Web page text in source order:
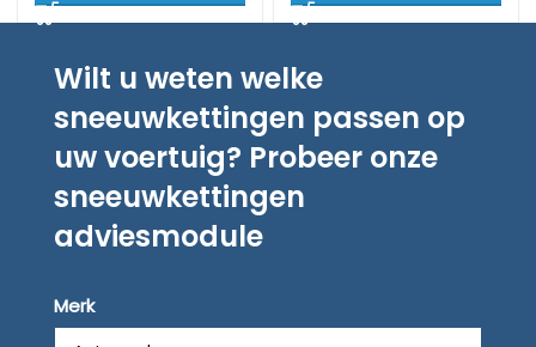
Wilt u weten welke
sneeuwkettingen passen op
uw voertuig? Probeer onze
sneeuwkettingen
adviesmodule
Merk